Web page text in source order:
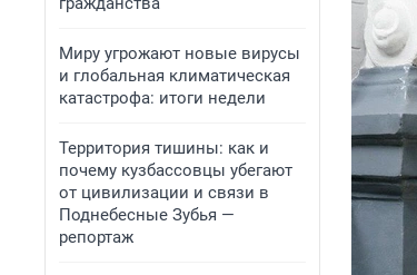
Миру угрожают новые вирусы
и глобальная климатическая
катастрофа: итоги недели
Территория тишины: как и
почему кузбассовцы убегают
от цивилизации и связи в
Поднебесные Зубья —
репортаж